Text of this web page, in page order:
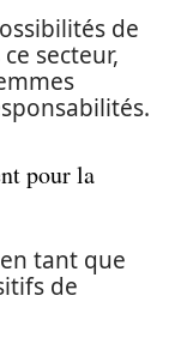
de
secteur,
pour la
tant que
de